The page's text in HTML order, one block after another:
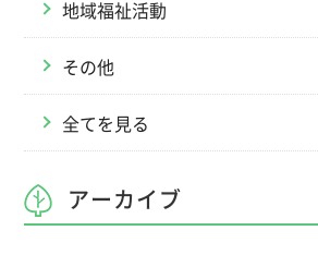
地域福祉活動
その他
全てを見る
アーカイブ